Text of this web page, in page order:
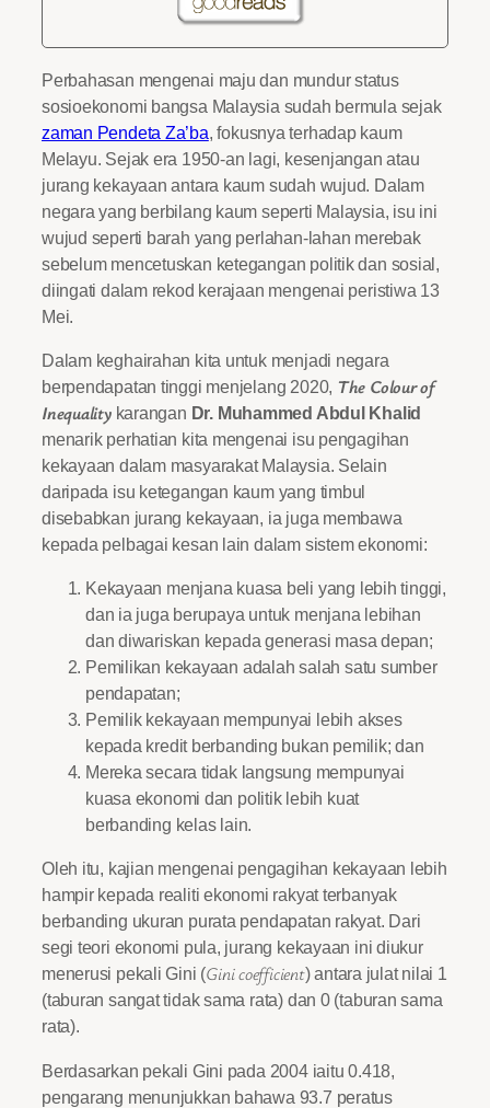
Perbahasan mengenai maju dan mundur status
sosioekonomi bangsa Malaysia sudah bermula sejak
zaman Pendeta Za’ba , fokusnya terhadap kaum
Melayu. Sejak era 1950-an lagi, kesenjangan atau
jurang kekayaan antara kaum sudah wujud. Dalam
negara yang berbilang kaum seperti Malaysia, isu ini
wujud seperti barah yang perlahan-lahan merebak
sebelum mencetuskan ketegangan politik dan sosial,
diingati dalam rekod kerajaan mengenai peristiwa 13
Mei.
Dalam keghairahan kita untuk menjadi negara
berpendapatan tinggi menjelang 2020, The Colour of
Inequalitykarangan Dr. Muhammed Abdul Khalid
menarik perhatian kita mengenai isu pengagihan
kekayaan dalam masyarakat Malaysia. Selain
daripada isu ketegangan kaum yang timbul
disebabkan jurang kekayaan, ia juga membawa
kepada pelbagai kesan lain dalam sistem ekonomi:
Kekayaan menjana kuasa beli yang lebih tinggi,
dan ia juga berupaya untuk menjana lebihan
dan diwariskan kepada generasi masa depan;
Pemilikan kekayaan adalah salah satu sumber
pendapatan;
Pemilik kekayaan mempunyai lebih akses
kepada kredit berbanding bukan pemilik; dan
Mereka secara tidak langsung mempunyai
kuasa ekonomi dan politik lebih kuat
berbanding kelas lain.
Oleh itu, kajian mengenai pengagihan kekayaan lebih
hampir kepada realiti ekonomi rakyat terbanyak
berbanding ukuran purata pendapatan rakyat. Dari
segi teori ekonomi pula, jurang kekayaan ini diukur
menerusi pekali Gini (Gini coefficient) antara julat nilai 1
(taburan sangat tidak sama rata) dan 0 (taburan sama
rata).
Berdasarkan pekali Gini pada 2004 iaitu 0.418,
pengarang menunjukkan bahawa 93.7 peratus